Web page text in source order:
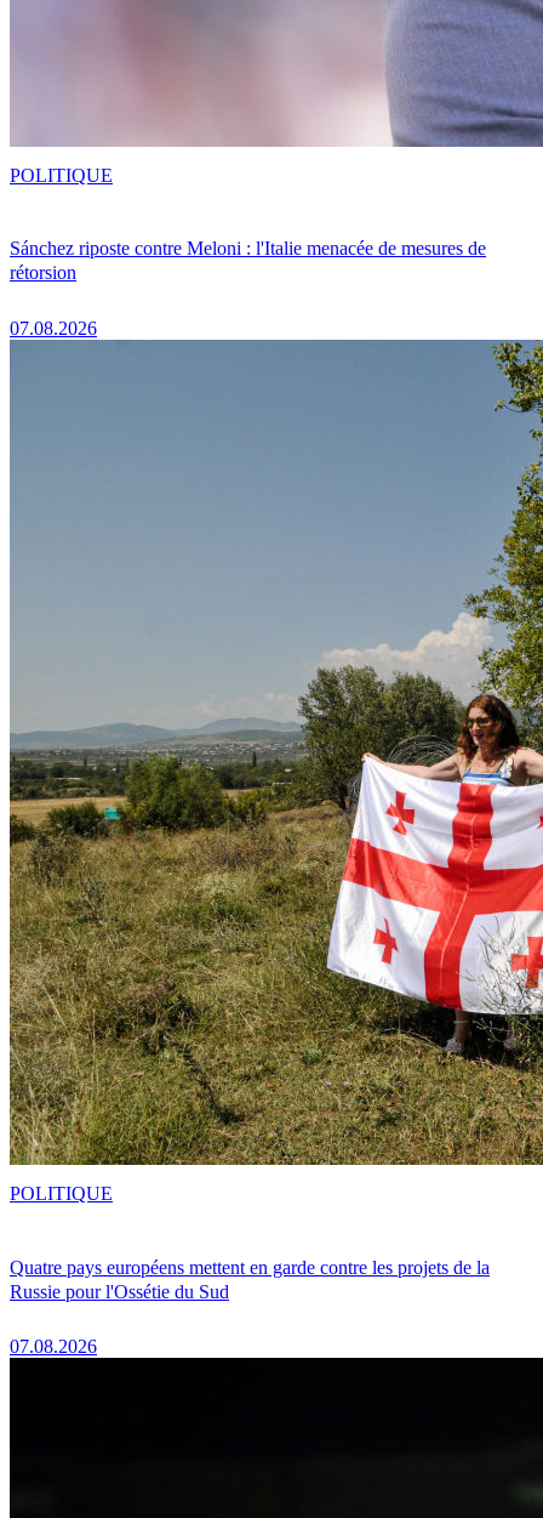
Sánchez riposte contre Meloni : l'Italie menacée de mesures de
rétorsion
07.08.2026
POLITIQUE
Quatre pays européens mettent en garde contre les projets de la
Russie pour l'Ossétie du Sud
07.08.2026
POLITIQUE